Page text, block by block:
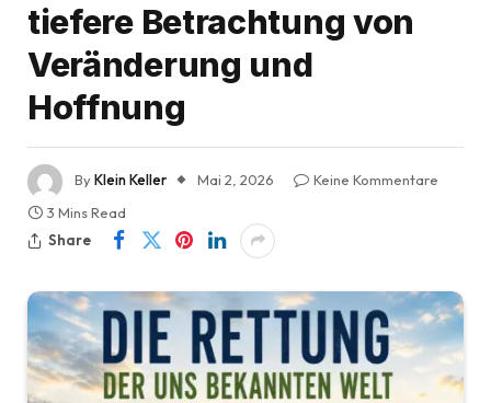
tiefere Betrachtung von
Veränderung und
Hoffnung
ByKlein Keller Mai 2, 2026
Keine Kommentare
3 Mins Read
Share